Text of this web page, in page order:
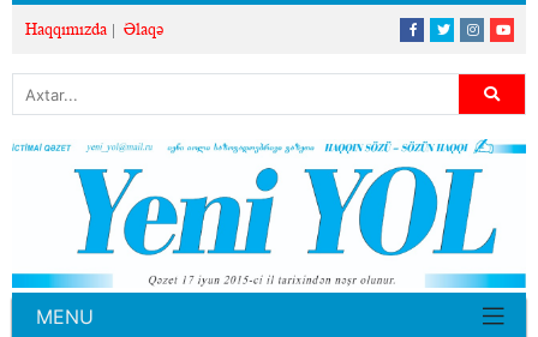
Haqqımızda Əlaqə
MENU